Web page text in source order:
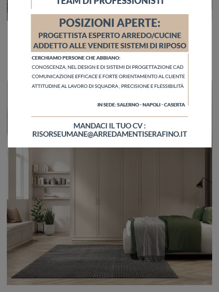
Arcadia AM002